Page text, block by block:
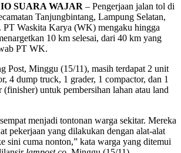
SUARA WAJAR – Pengerjaan jalan tol di
Tanjungbintang, Lampung Selatan,
PT Waskita Karya (WK) mengaku hingga
10 km selesai, dari 40 km yang
PT WK.
Post, Minggu (15/11), masih terdapat 2 unit
4 dump truck, 1 grader, 1 compactor, dan 1
untuk pembersihan lahan atau land
menjadi tontonan warga sekitar. Mereka
pekerjaan yang dilakukan dengan alat-alat
sini cuma nonton,” kata warga yang ditemui